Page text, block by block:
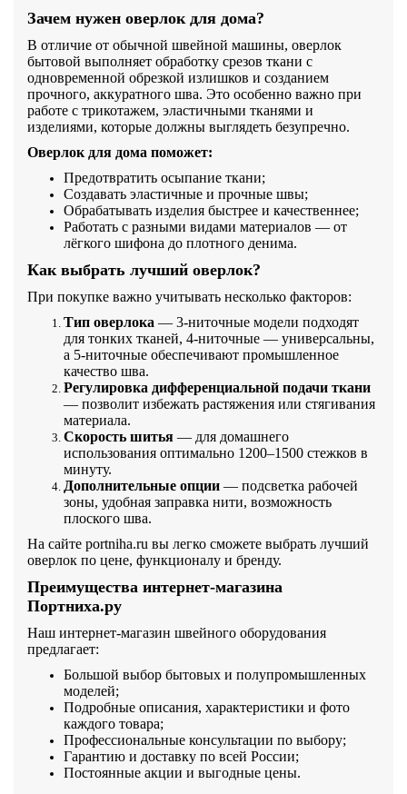
Зачем нужен оверлок для дома?
В отличие от обычной швейной машины, оверлок
бытовой выполняет обработку срезов ткани с
одновременной обрезкой излишков и созданием
прочного, аккуратного шва. Это особенно важно при
работе с трикотажем, эластичными тканями и
изделиями, которые должны выглядеть безупречно.
Оверлок для дома поможет:
Предотвратить осыпание ткани;
Создавать эластичные и прочные швы;
Обрабатывать изделия быстрее и качественнее;
Работать с разными видами материалов — от
лёгкого шифона до плотного денима.
Как выбрать лучший оверлок?
При покупке важно учитывать несколько факторов:
Тип оверлока — 3-ниточные модели подходят
для тонких тканей, 4-ниточные — универсальны,
а 5-ниточные обеспечивают промышленное
качество шва.
Регулировка дифференциальной подачи ткани
— позволит избежать растяжения или стягивания
материала.
Скорость шитья — для домашнего
использования оптимально 1200–1500 стежков в
минуту.
Дополнительные опции — подсветка рабочей
зоны, удобная заправка нити, возможность
плоского шва.
На сайте portniha.ru вы легко сможете выбрать лучший
оверлок по цене, функционалу и бренду.
Преимущества интернет-магазина
Портниха.ру
Наш интернет-магазин швейного оборудования
предлагает:
Большой выбор бытовых и полупромышленных
моделей;
Подробные описания, характеристики и фото
каждого товара;
Профессиональные консультации по выбору;
Гарантию и доставку по всей России;
Постоянные акции и выгодные цены.